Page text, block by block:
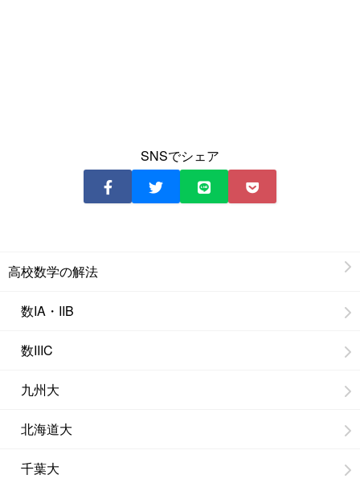
SNSでシェア
高校数学の解法
数IA・IIB
数IIIC
九州大
北海道大
千葉大